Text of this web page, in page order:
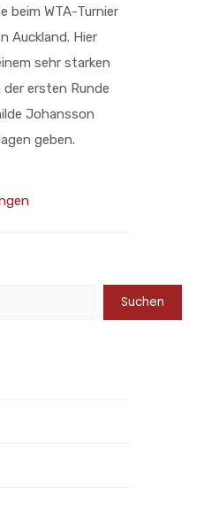
beim WTA-Turnier
Auckland. Hier
sehr starken
ersten Runde
Johansson
geben.
Suchen